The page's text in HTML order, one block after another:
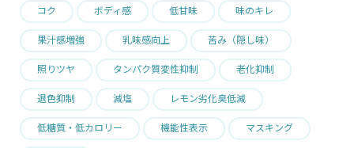
コク ボディ感 低甘味 味のキレ
果汁感増強 乳味感向上 苦み（隠し味）
照りツヤ タンパク質変性抑制 老化抑制
退色抑制 減塩 レモン劣化臭低減
低糖質・低カロリー 機能性表示 マスキング